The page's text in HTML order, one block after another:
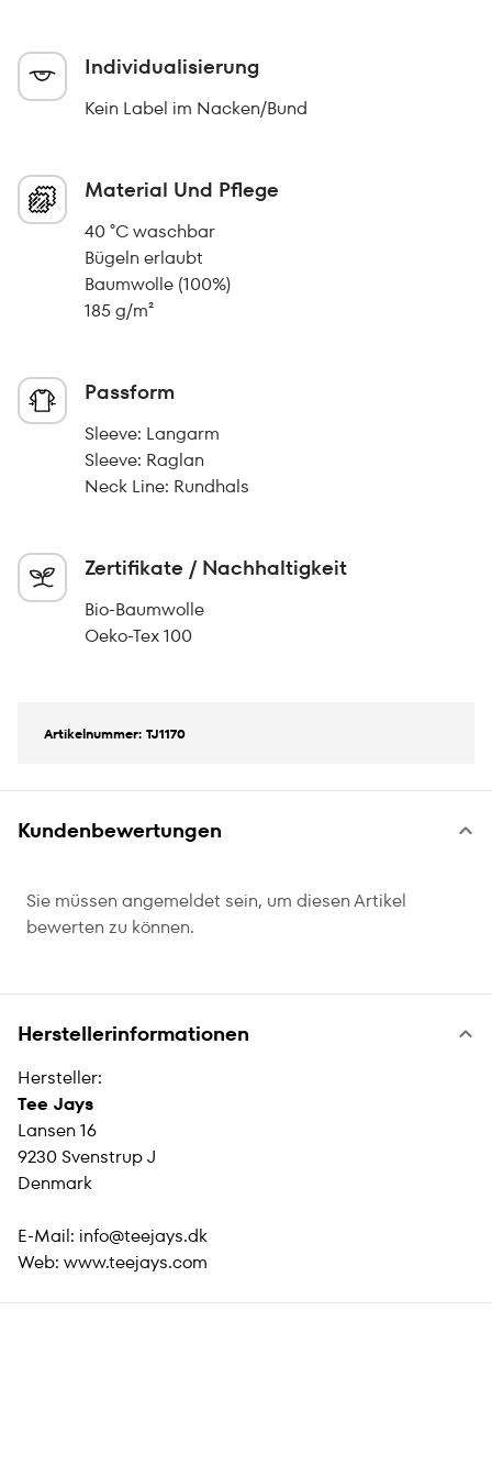
Individualisierung
Kein Label im Nacken/Bund
Material Und Pflege
40 °C waschbar
Bügeln erlaubt
Baumwolle (100%)
185 g/m²
Passform
Sleeve: Langarm
Sleeve: Raglan
Neck Line: Rundhals
Zertifikate / Nachhaltigkeit
Bio-Baumwolle
Oeko-Tex 100
Artikelnummer: TJ1170
Kundenbewertungen
Sie müssen angemeldet sein, um diesen Artikel
bewerten zu können.
Herstellerinformationen
Hersteller:
Tee Jays
Lansen 16
9230 Svenstrup J
Denmark
E-Mail: info@teejays.dk
Web: www.teejays.com